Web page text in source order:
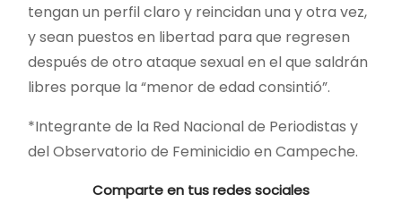
tengan un perfil claro y reincidan una y otra vez,
y sean puestos en libertad para que regresen
después de otro ataque sexual en el que saldrán
libres porque la “menor de edad consintió”.
*Integrante de la Red Nacional de Periodistas y
del Observatorio de Feminicidio en Campeche.
Comparte en tus redes sociales